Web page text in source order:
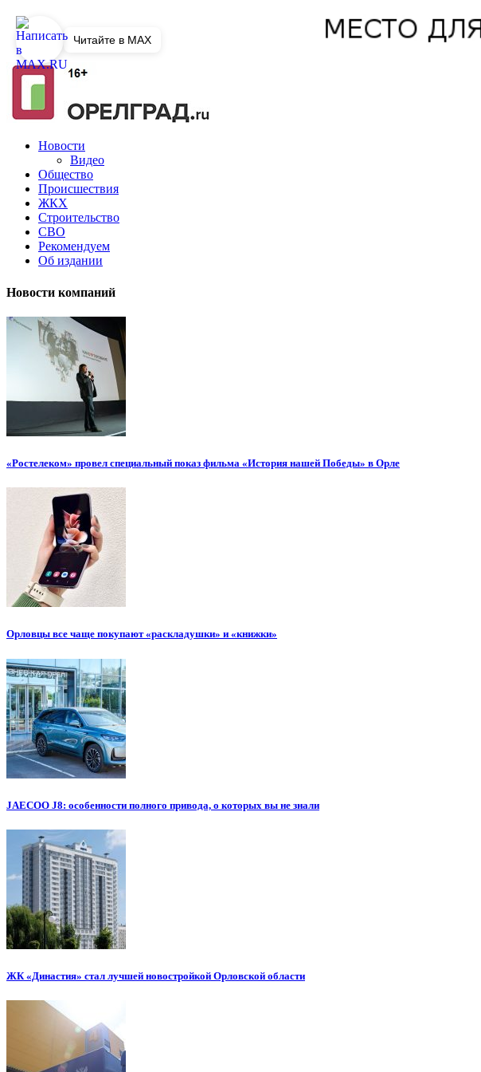
Новости
Видео
Общество
Происшествия
ЖКХ
Строительство
СВО
Рекомендуем
Об издании
Новости компаний
«Ростелеком» провел специальный показ фильма «История нашей Победы» в Орле
Орловцы все чаще покупают «раскладушки» и «книжки»
JAECOO J8: особенности полного привода, о которых вы не знали
ЖК «Династия» стал лучшей новостройкой Орловской области
Читайте в MAX